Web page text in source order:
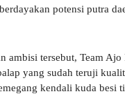
potensi putra
ambisi tersebut, Team Ajo
yang sudah teruji
kendali kuda besi